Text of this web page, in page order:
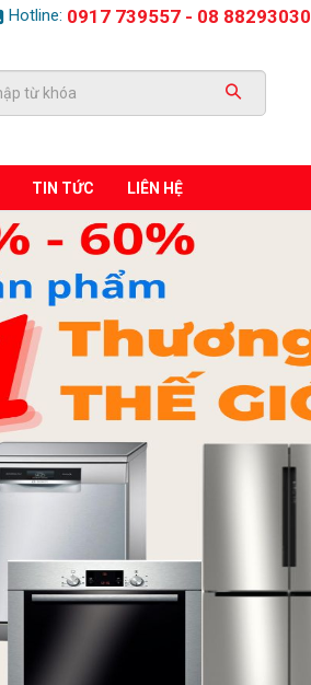
Hotline: 0917 739557 - 08 88293030
TIN TỨC LIÊN HỆ